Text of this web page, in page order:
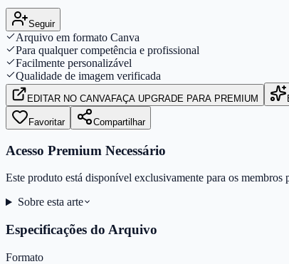
Seguir
Arquivo em formato Canva
Para qualquer competência e profissional
Facilmente personalizável
Qualidade de imagem verificada
EDITAR NO CANVAFAÇA UPGRADE PARA PREMIUM
Favoritar Compartilhar
Acesso Premium Necessário
Este produto está disponível exclusivamente para os
Sobre esta arte
Especificações do Arquivo
Formato